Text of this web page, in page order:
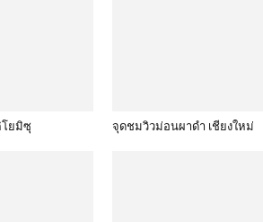
ยมิซุ จุดชมวิวม่อนผาดำ เชียงใหม่